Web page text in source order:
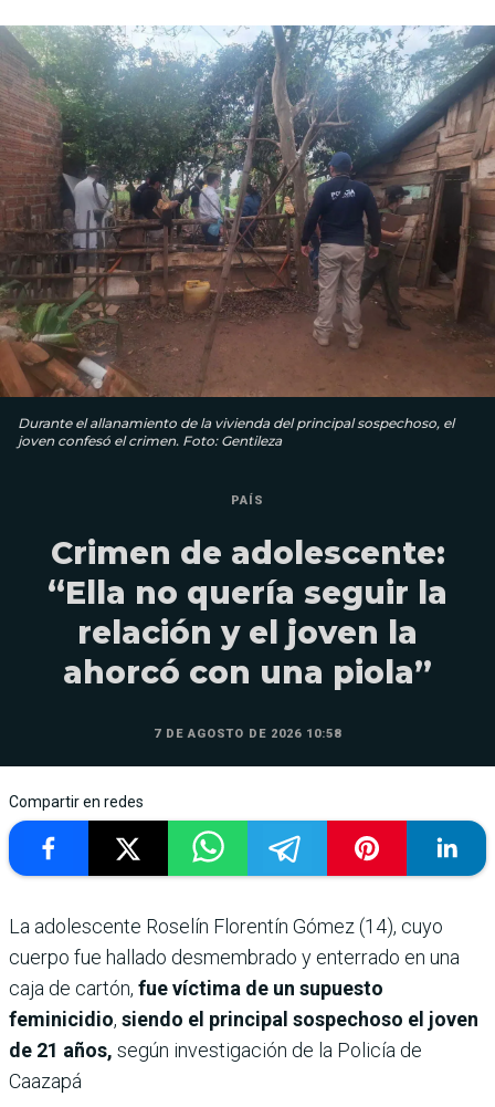
Durante el allanamiento de la vivienda del principal sospechoso, el
joven confesó el crimen. Foto: Gentileza
PAÍS
Crimen de adolescente:
“Ella no quería seguir la
relación y el joven la
ahorcó con una piola”
7 DE AGOSTO DE 2026 10:58
Compartir en redes
La adolescente Roselín Florentín Gómez (14), cuyo
cuerpo fue hallado desmembrado y enterrado en una
caja de cartón, fue víctima de un supuesto
feminicidio, siendo el principal sospechoso el joven
de 21 años, según investigación de la Policía de
Caazapá